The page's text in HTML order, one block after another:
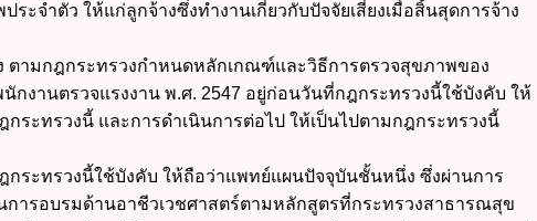
ะจำตัว ให้แก่ลูกจ้างซึ่งทำงานเกี่ยวกับปัจจัยเสี่ยงเมื่อสิ้นสุดการจ้าง
ตามกฎกระทรวงกำหนดหลักเกณฑ์และวิธีการตรวจสุขภาพของ
กงานตรวจแรงงาน พ.ศ. 2547 อยู่ก่อนวันที่กฎกระทรวงนี้ใช้บังคับ ให้
กระทรวงนี้ และการดำเนินการต่อไป ให้เป็นไปตามกฎกระทรวงนี้
กระทรวงนี้ใช้บังคับ ให้ถือว่าแพทย์แผนปัจจุบันชั้นหนึ่ง ซึ่งผ่านการ
การอบรมด้านอาชีวเวชศาสตร์ตามหลักสูตรที่กระทรวงสาธารณสุข